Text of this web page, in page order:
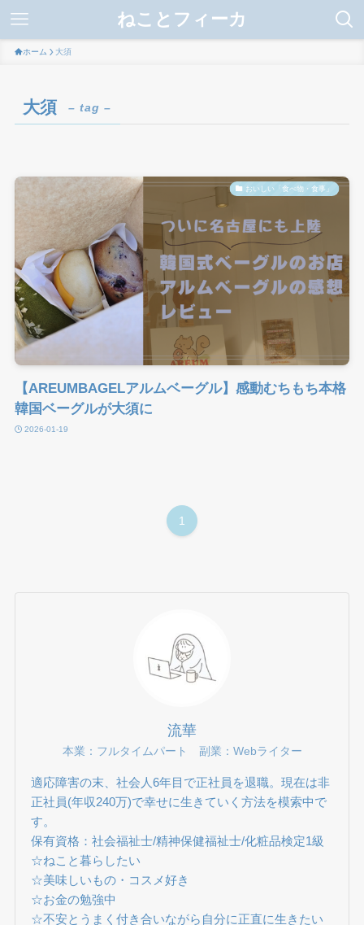
ねことフィーカ
ホーム 大須
大須 – tag –
おいしい「食べ物・食事」
【AREUMBAGELアルムベーグル】感動むちもち本格
韓国ベーグルが大須に
2026-01-19
1
流華
本業：フルタイムパート 副業：Webライター
適応障害の末、社会人6年目で正社員を退職。現在は非
正社員(年収240万)で幸せに生きていく方法を模索中で
す。
保有資格：社会福祉士/精神保健福祉士/化粧品検定1級
☆ねこと暮らしたい
☆美味しいもの・コスメ好き
☆お金の勉強中
☆不安とうまく付き合いながら自分に正直に生きたい